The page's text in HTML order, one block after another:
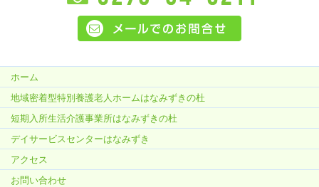
ホーム
地域密着型特別養護老人ホームはなみずきの杜
短期入所生活介護事業所はなみずきの杜
デイサービスセンターはなみずき
アクセス
お問い合わせ